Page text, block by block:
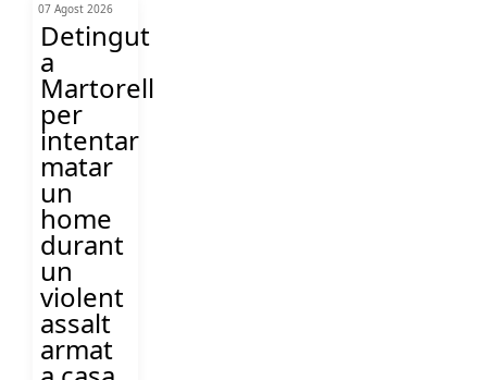
07 Agost 2026
Detingut
a
Martorell
per
intentar
matar
un
home
durant
un
violent
assalt
armat